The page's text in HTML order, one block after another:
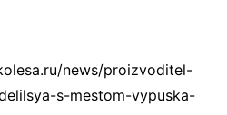
news/proizvoditel-
s-mestom-vypuska-